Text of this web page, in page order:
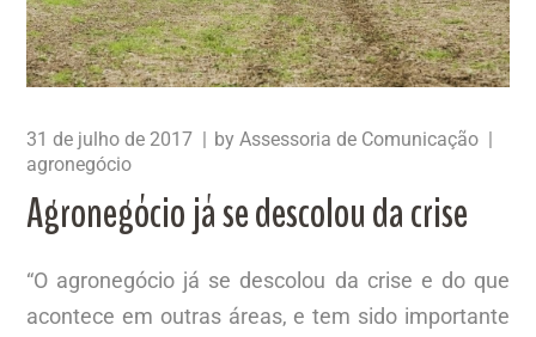
31 de julho de 2017 byAssessoria de Comunicação
agronegócio
Agronegócio já se descolou da crise
“O agronegócio já se descolou da crise e do que
acontece em outras áreas, e tem sido importante